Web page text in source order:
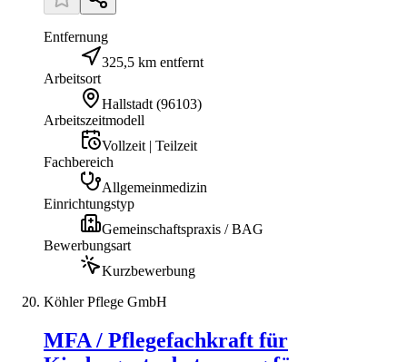
Entfernung
325,5 km entfernt
Arbeitsort
Hallstadt (96103)
Arbeitszeitmodell
Vollzeit | Teilzeit
Fachbereich
Allgemeinmedizin
Einrichtungstyp
Gemeinschaftspraxis / BAG
Bewerbungsart
Kurzbewerbung
Köhler Pflege GmbH
MFA / Pflegefachkraft für